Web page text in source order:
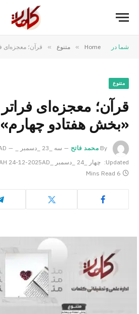
شما در Home
» متنوع » قرآن؛ معجزه‌ای
متنوع
قرآن؛ معجزه‌ای
«بخش هفتادو چهارم»
By محمد فاتح
سه _23 _دسمبر _2025AH 23-12-2025AD
Updated:
چهار _24 _دسمبر _2025AH 24-12-2025AD
6 Mins Read